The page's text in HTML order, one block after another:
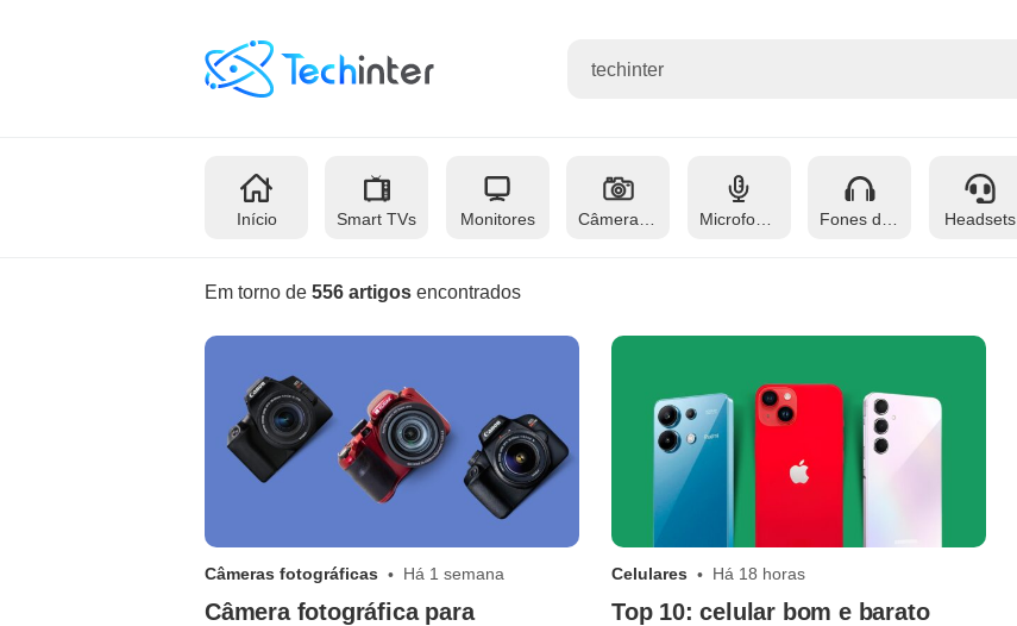
Início Smart TVs Monitores Microfones Headsets
Em torno de 556 artigos encontrados
Câmeras fotográficas Há 1 semana
Câmera fotográfica para
Celulares Há 18 horas
Top 10: celular bom e barato